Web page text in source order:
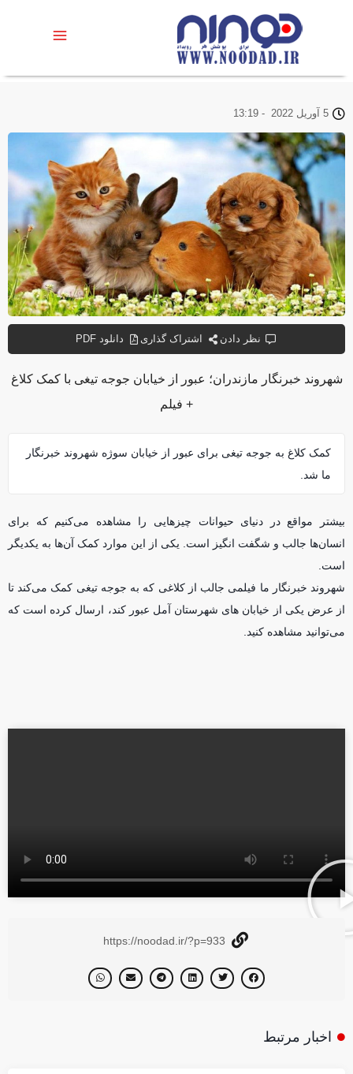
شهروند خبرنگار مازندران؛ عبور از خیابان جوجه تیغی با کمک کلاغ
+ فیلم
کمک کلاغ به جوجه تیغی برای عبور از خیابان سوژه شهروند خبرنگار
ما شد.
بیشتر مواقع در دنیای حیوانات چیز‌هایی را مشاهده می‌کنیم که برای
انسان‌ها جالب و شگفت انگیز است. یکی از این موارد کمک آن‌ها به یکدیگر
است.
شهروند خبرنگار ما فیلمی جالب از کلاغی که به جوجه تیغی کمک می‌کند تا
از عرض یکی از خیابان های شهرستان آمل عبور کند، ارسال کرده است که
می‌توانید مشاهده کنید.
5 آوریل 2022 -
13:19
نظر دادن اشتراک گذاری دانلود PDF
https://noodad.ir/?p=933
اخبار مرتبط